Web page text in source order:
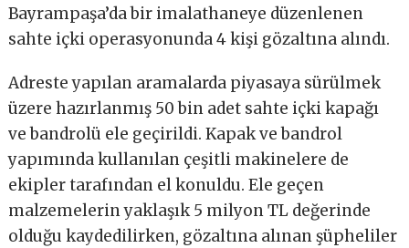
Bayrampaşa’da bir imalathaneye düzenlenen
sahte içki operasyonunda 4 kişi gözaltına alındı.
Adreste yapılan aramalarda piyasaya sürülmek
üzere hazırlanmış 50 bin adet sahte içki kapağı
ve bandrolü ele geçirildi. Kapak ve bandrol
yapımında kullanılan çeşitli makinelere de
ekipler tarafından el konuldu. Ele geçen
malzemelerin yaklaşık 5 milyon TL değerinde
olduğu kaydedilirken, gözaltına alınan şüpheliler